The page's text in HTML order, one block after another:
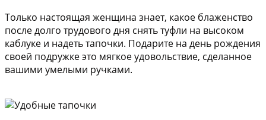
Только настоящая женщина знает, какое блаженство
после долго трудового дня снять туфли на высоком
каблуке и надеть тапочки. Подарите на день рождения
своей подружке это мягкое удовольствие, сделанное
вашими умелыми ручками.